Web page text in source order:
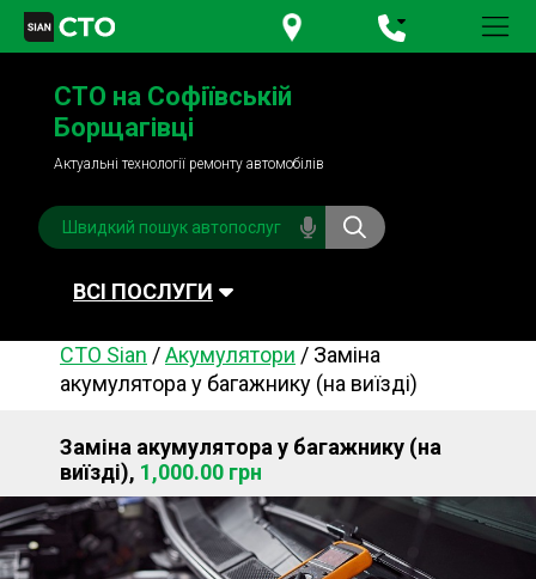
+380 95781-84-84
+380 98791-84-84
СТО на Софіївській
Борщагівці
Актуальні технології ремонту автомобілів
ВСІ ПОСЛУГИ
Автомийка Планове ТО
Акумулятори
Обслуговування
Система охолодження
Діагностика
Ходова частина Зчеплення
СТО Sian /Акумулятори / Заміна
акумулятора у багажнику (на виїзді)
Заміна акумулятора у багажнику (на
виїзді), 1,000.00 грн